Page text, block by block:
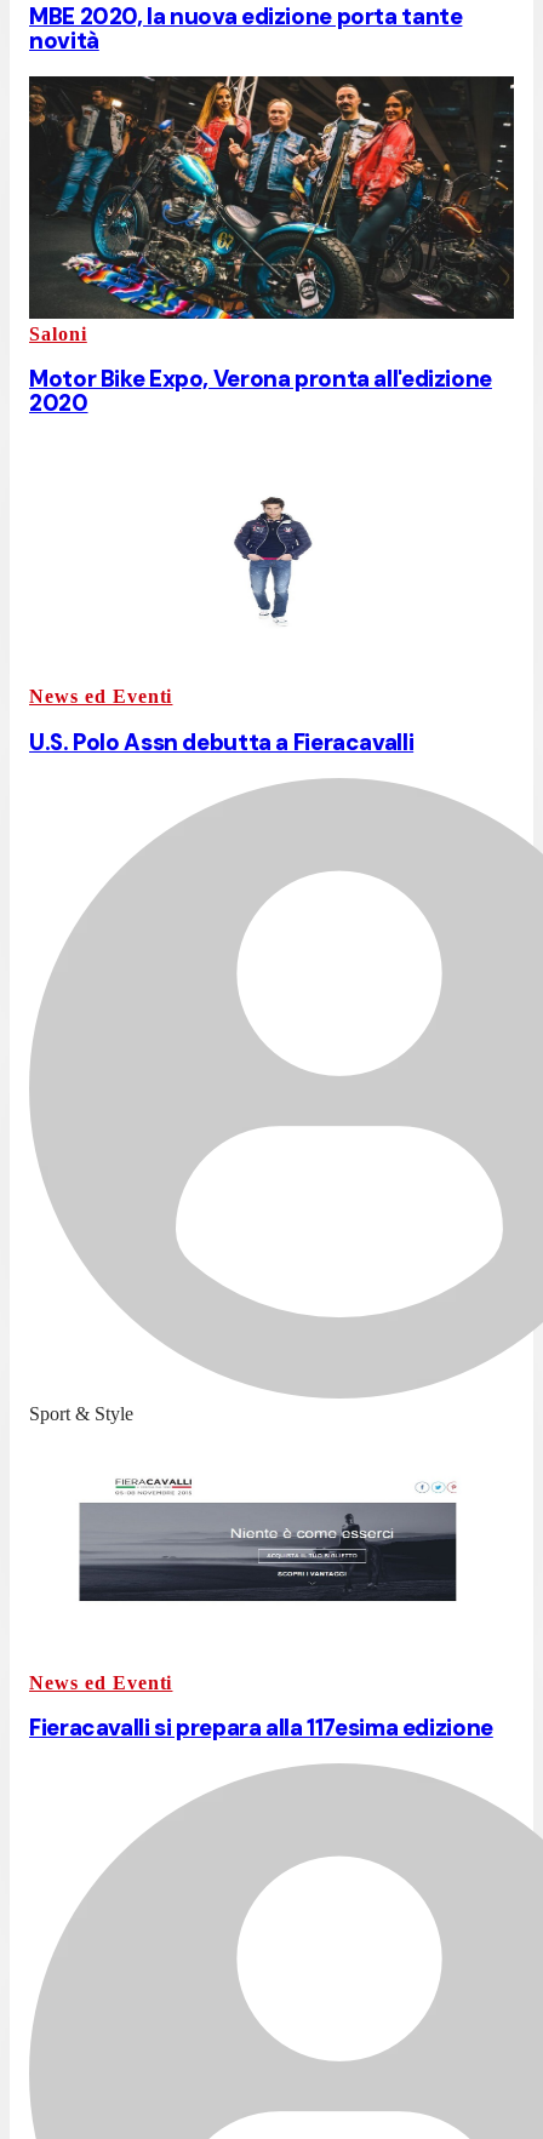
MBE 2020, la nuova edizione porta tante
novità
Saloni
Motor Bike Expo, Verona pronta all'edizione
2020
News ed Eventi
U.S. Polo Assn debutta a Fieracavalli
Sport & Style
News ed Eventi
Fieracavalli si prepara alla 117esima edizione